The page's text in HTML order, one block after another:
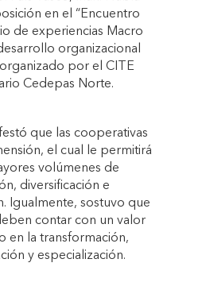
en el “Encuentro
de experiencias Macro
organizacional
por el CITE
Cedepas Norte.
que las cooperativas
el cual le permitirá
volúmenes de
diversificación e
Igualmente, sostuvo que
contar con un valor
en la transformación,
y especialización.